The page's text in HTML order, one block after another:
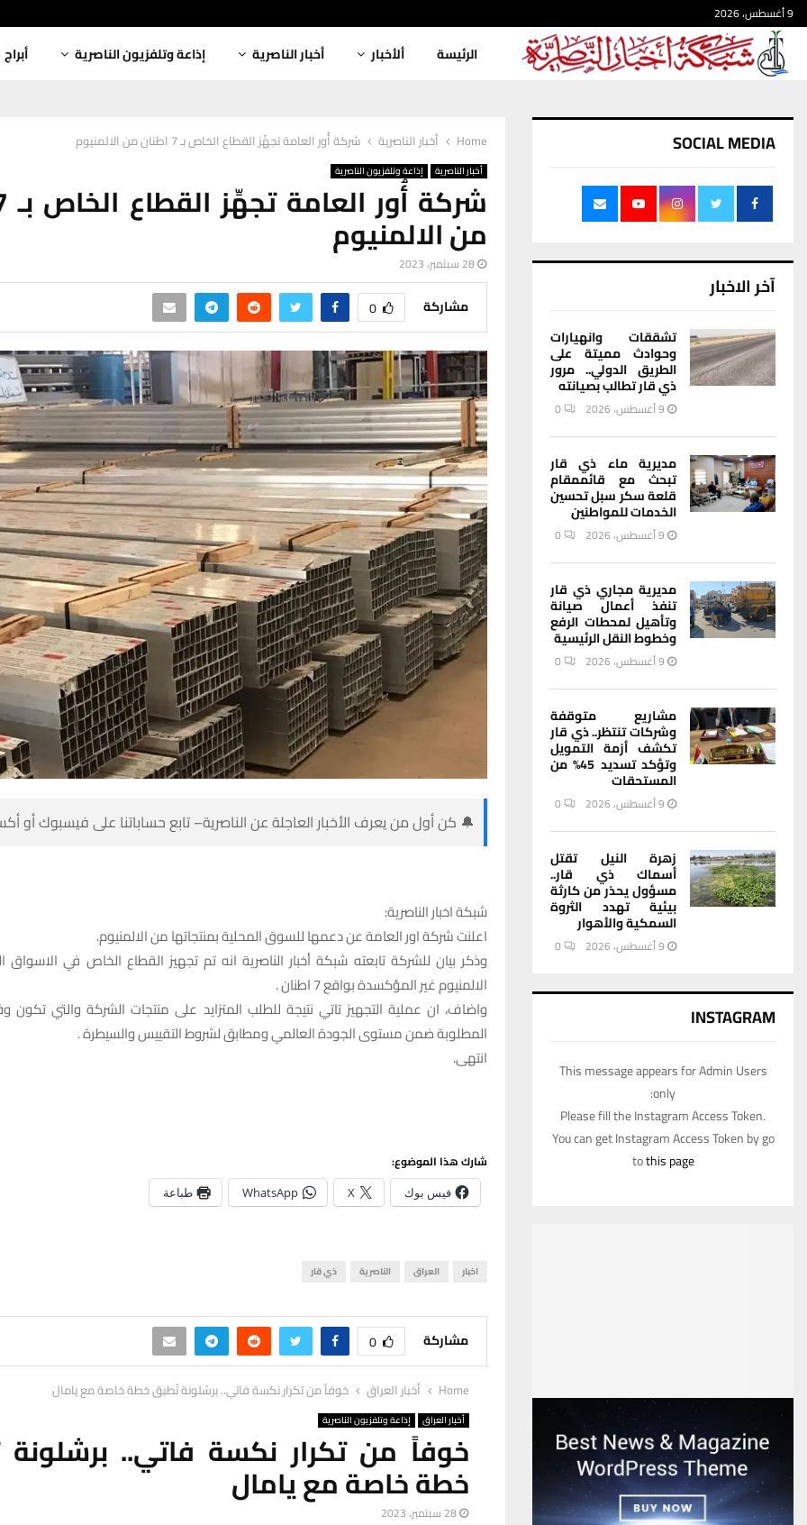
9 أغسطس، 2026
الرئيسة ألأخبار أخبار الناصرية إذاعة وتلفزيون الناصرية أبراج
Home أخبار الناصرية شركة أُور العامة تجهِّز القطاع الخاص بـ 7 اطنان من الالمنيوم
أخبار الناصرية إذاعة وتلفزيون الناصرية
من الالمنيوم
28 سبتمبر، 2023
مشاركة 0
🔔 كن أول من يعرف الأخبار العاجلة عن الناصرية– تابع حساباتنا على فيسبوك أو
شبكة اخبار الناصرية:
اعلنت شركة اور العامة عن دعمها للسوق المحلية بمنتجاتها من الالمنيوم.
وذكر بيان للشركة تابعته شبكة أخبار الناصرية انه تم تجهيز القطاع الخاص في الاسواق
الالمنيوم غير المؤكسدة بواقع 7 اطنان .
واضاف، ان عملية التجهيز تاتي نتيجة للطلب المتزايد على منتجات الشركة والتي
المطلوبة ضمن مستوى الجودة العالمي ومطابق لشروط التقييس والسيطرة .
انتهى.‏
شارك هذا الموضوع:
فيس بوك X
WhatsApp طباعة
اخبار العراق الناصرية ذي قار
مشاركة 0
Home أخبار العراق خوفاً من تكرار نكسة فاتي.. برشلونة تُطبق خطة خاصة مع يامال
أخبار العراق إذاعة وتلفزيون الناصرية
خوفاً من تكرار نكسة فاتي..
خطة خاصة مع يامال
28 سبتمبر، 2023
SOCIAL MEDIA
آخر الاخبار
تشققات وانهيارات
وحوادث مميتة على
الطريق الدولي.. مرور
ذي قار تطالب بصيانته
9 أغسطس، 2026 0
مديرية ماء ذي قار
تبحث مع قائممقام
قلعة سكر سبل تحسين
الخدمات للمواطنين
9 أغسطس، 2026 0
مديرية مجاري ذي قار
تنفذ أعمال صيانة
وتأهيل لمحطات الرفع
وخطوط النقل الرئيسية
9 أغسطس، 2026 0
مشاريع متوقفة
وشركات تنتظر.. ذي قار
تكشف أزمة التمويل
وتؤكد تسديد 45% من
المستحقات
9 أغسطس، 2026 0
زهرة النيل تقتل
أسماك ذي قار..
مسؤول يحذر من كارثة
بيئية تهدد الثروة
السمكية والأهوار
9 أغسطس، 2026 0
INSTAGRAM
This message appears for Admin Users
only:
Please fill the Instagram Access Token.
You can get Instagram Access Token by go
tothis page